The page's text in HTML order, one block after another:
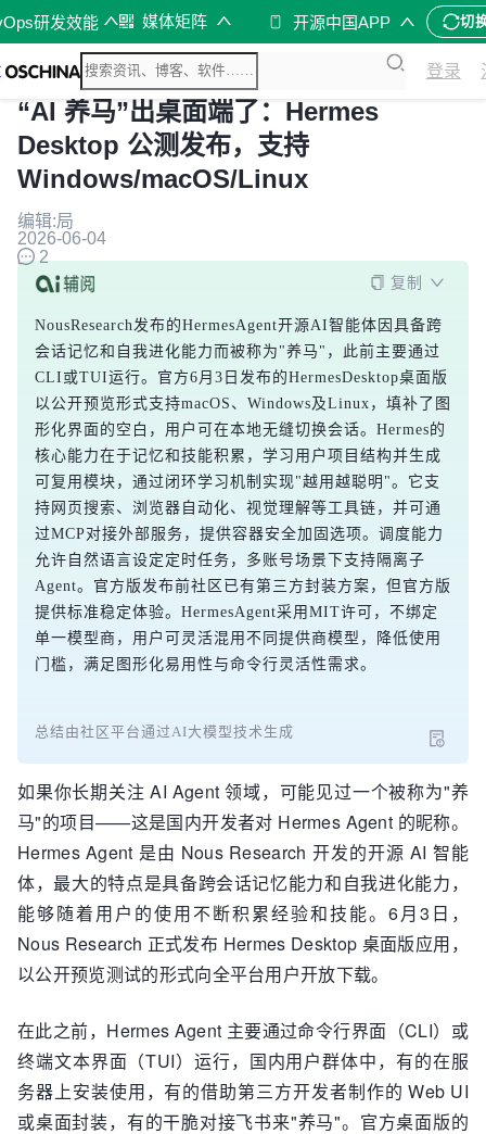
研发效能 媒体矩阵 开源中国APP 切
登录
“AI 养马”出桌面端了：Hermes
Desktop 公测发布，支持
Windows/macOS/Linux
编辑:局
2026-06-04
2
复制
NousResearch发布的HermesAgent开源AI智能体因具备跨
会话记忆和自我进化能力而被称为"养马"，此前主要通过
CLI或TUI运行。官方6月3日发布的HermesDesktop桌面版
以公开预览形式支持macOS、Windows及Linux，填补了图
形化界面的空白，用户可在本地无缝切换会话。Hermes的
核心能力在于记忆和技能积累，学习用户项目结构并生成
可复用模块，通过闭环学习机制实现"越用越聪明"。它支
持网页搜索、浏览器自动化、视觉理解等工具链，并可通
过MCP对接外部服务，提供容器安全加固选项。调度能力
允许自然语言设定定时任务，多账号场景下支持隔离子
Agent。官方版发布前社区已有第三方封装方案，但官方版
提供标准稳定体验。HermesAgent采用MIT许可，不绑定
单一模型商，用户可灵活混用不同提供商模型，降低使用
门槛，满足图形化易用性与命令行灵活性需求。
总结由社区平台通过AI大模型技术生成
如果你长期关注 AI Agent 领域，可能见过一个被称为"养
马"的项目——这是国内开发者对 Hermes Agent 的昵称。
Hermes Agent 是由 Nous Research 开发的开源 AI 智能
体，最大的特点是具备跨会话记忆能力和自我进化能力，
能够随着用户的使用不断积累经验和技能。6月3日，
Nous Research 正式发布 Hermes Desktop 桌面版应用，
以公开预览测试的形式向全平台用户开放下载。
在此之前，Hermes Agent 主要通过命令行界面（CLI）或
终端文本界面（TUI）运行，国内用户群体中，有的在服
务器上安装使用，有的借助第三方开发者制作的 Web UI
或桌面封装，有的干脆对接飞书来"养马"。官方桌面版的